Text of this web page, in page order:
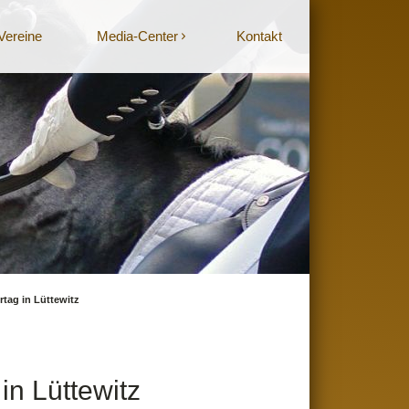
Media-Center Kontakt
in Lüttewitz
Lüttewitz